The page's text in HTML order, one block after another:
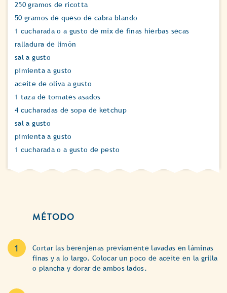
250 gramos de ricotta
50 gramos de queso de cabra blando
1 cucharada o a gusto de mix de finas hierbas secas
ralladura de limón
sal a gusto
pimienta a gusto
aceite de oliva a gusto
1 taza de tomates asados
4 cucharadas de sopa de ketchup
sal a gusto
pimienta a gusto
1 cucharada o a gusto de pesto
MÉTODO
Cortar las berenjenas previamente lavadas en láminas
finas y a lo largo. Colocar un poco de aceite en la grilla
o plancha y dorar de ambos lados.